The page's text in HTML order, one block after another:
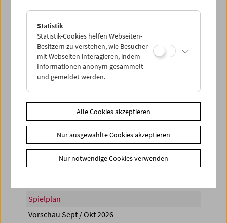
PROGRAMM ÜBERBLICK
Spielplan
Vorschau Sept / Okt 2026
Statistik
Statistik-Cookies helfen Webseiten-
Besitzern zu verstehen, wie Besucher
mit Webseiten interagieren, indem
Informationen anonym gesammelt
und gemeldet werden.
Alle Cookies akzeptieren
Nur ausgewählte Cookies akzeptieren
Nur notwendige Cookies verwenden